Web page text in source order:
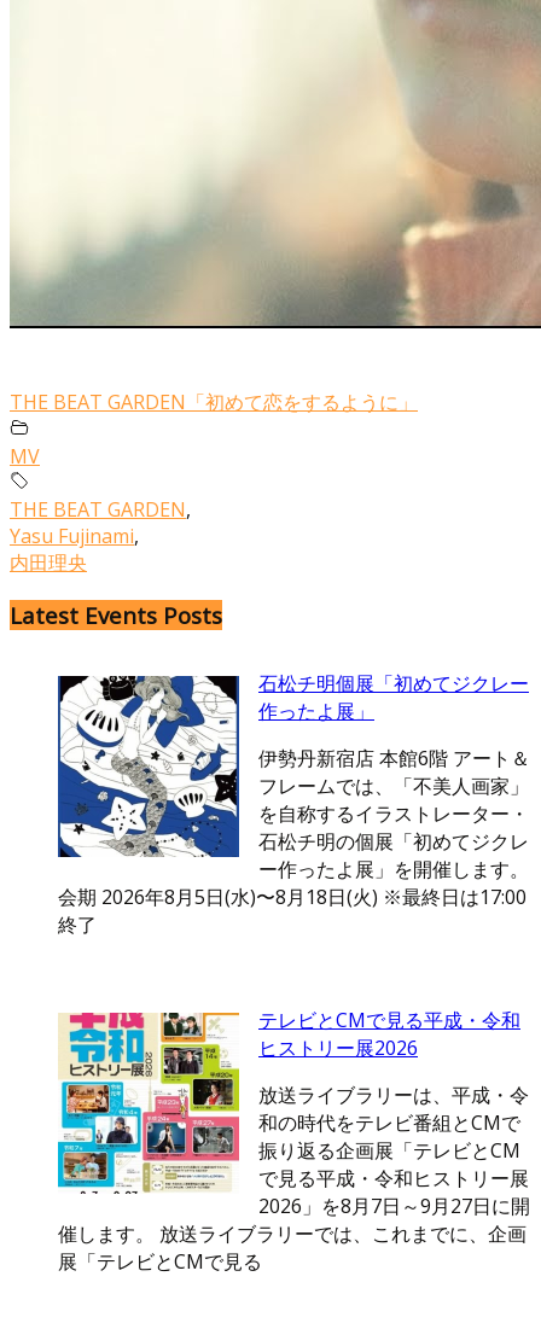
THE BEAT GARDEN「初めて恋をするように」
MV
THE BEAT GARDEN,
Yasu Fujinami,
内田理央
Latest Events Posts
石松チ明個展「初めてジクレー
作ったよ展」
伊勢丹新宿店 本館6階 アート＆
フレームでは、「不美人画家」
を自称するイラストレーター・
石松チ明の個展「初めてジクレ
ー作ったよ展」を開催します。
会期 2026年8月5日(水)〜8月18日(火) ※最終日は17:00
終了
テレビとCMで見る平成・令和
ヒストリー展2026
放送ライブラリーは、平成・令
和の時代をテレビ番組とCMで
振り返る企画展「テレビとCM
で見る平成・令和ヒストリー展
2026」を8月7日～9月27日に開
催します。 放送ライブラリーでは、これまでに、企画
展「テレビとCMで見る